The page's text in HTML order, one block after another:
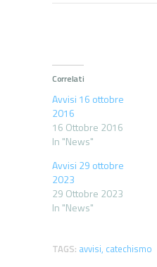
Correlati
Avvisi 16 ottobre
2016
16 Ottobre 2016
In "News"
Avvisi 29 ottobre
2023
29 Ottobre 2023
In "News"
TAGS: avvisi, catechismo